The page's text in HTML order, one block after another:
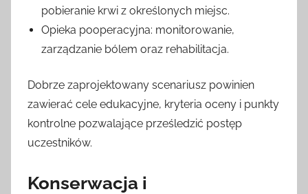
pobieranie krwi z określonych miejsc.
Opieka pooperacyjna: monitorowanie,
zarządzanie bólem oraz rehabilitacja.
Dobrze zaprojektowany scenariusz powinien
zawierać cele edukacyjne, kryteria oceny i punkty
kontrolne pozwalające prześledzić postęp
uczestników.
Konserwacja i